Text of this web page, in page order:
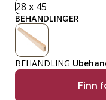
BEHANDLINGER
BEHANDLING
Finn